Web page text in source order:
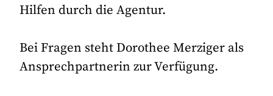
Hilfen durch die Agentur.
Bei Fragen steht Dorothee Merziger als
Ansprechpartnerin zur Verfügung.